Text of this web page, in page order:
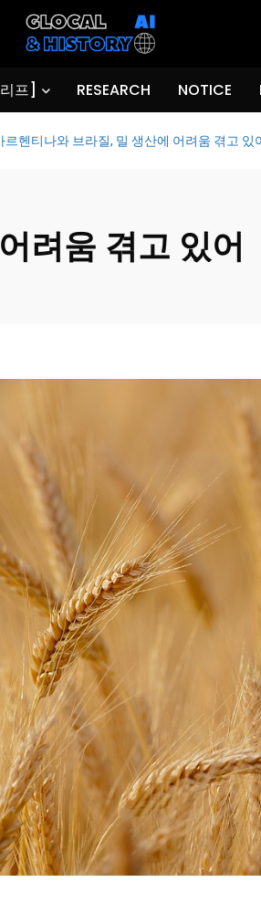
프] RESEARCH NOTICE
르헨티나와 브라질, 밀 생산에 어려움 겪고 있
려움 겪고 있어